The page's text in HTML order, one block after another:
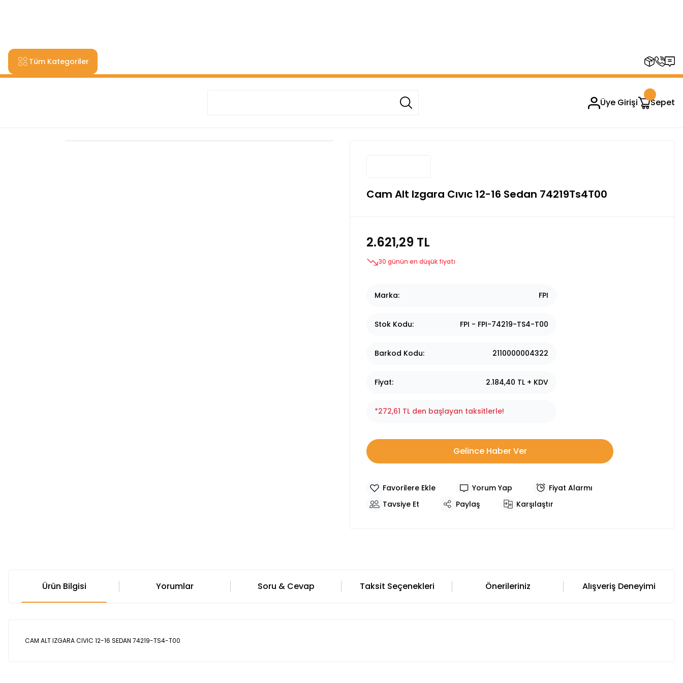
Tüm Kategoriler
Üye Girişi Sepet
Cam Alt Izgara Cıvıc 12-16 Sedan 74219Ts4T00
2.621,29 TL
30 günün en düşük fiyatı
Marka FPI
Stok Kodu FPI - FPI-74219-TS4-T00
Barkod Kodu 2110000004322
Fiyat 2.184,40 TL + KDV
*272,61 TL den başlayan taksitlerle!
Gelince Haber Ver
Yorum Yap
Fiyat Alarmı
Tavsiye Et
Paylaş Karşılaştır
Ürün Bilgisi Yorumlar Soru & Cevap Taksit Seçenekleri Önerileriniz Alışveriş Deneyimi
CAM ALT IZGARA CIVIC 12-16 SEDAN 74219-TS4-T00